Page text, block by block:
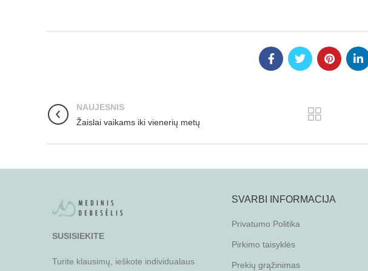
NAUJESNIS
Žaislai vaikams iki vienerių metų
SUSISIEKITE
Turite klausimų, ieškote individualaus
SVARBI INFORMACIJA
Privatumo Politika
Pirkimo taisyklės
Prekių grąžinimas